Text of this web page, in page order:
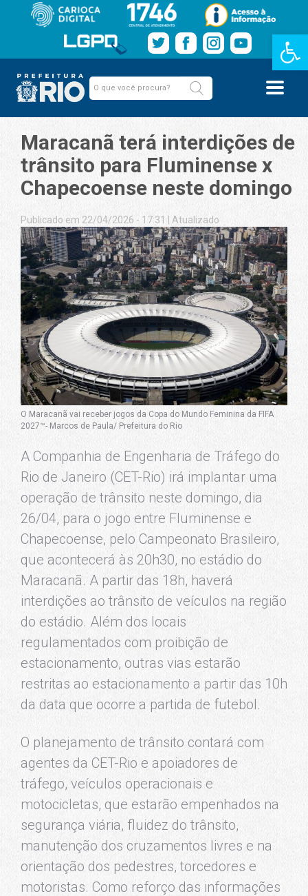
Barra de
Maracanã terá interdições de
trânsito para Fluminense x
Chapecoense neste domingo
Publicado em 22/04/2026 - 17:31 Atualizado
O Maracanã vai receber jogos da Copa do Mundo Feminina da FIFA
2027™- Marcos de Paula/ Prefeitura do Rio
A Companhia de Engenharia de Tráfego do
Rio de Janeiro (CET-Rio) irá implantar uma
operação de trânsito neste domingo, dia
26/04, para o jogo entre Fluminense e
Chapecoense, pelo Campeonato Brasileiro,
que acontecerá às 20h30, no estádio do
Maracanã. A partir das 18h, haverá
interdições ao trânsito de veículos na região
do estádio. Além dos locais
regulamentados com proibição de
estacionamento, outras vias estarão
restritas ao estacionamento a partir das 10h
da data que ocorre a partida de futebol.
O planejamento de trânsito contará com
agentes da CET-Rio e apoiadores de
tráfego, veículos operacionais e
motocicletas, que estarão empenhados na
segurança viária, fluidez do trânsito,
manutenção dos cruzamentos livres e na
orientação dos pedestres, torcedores e
motoristas. Como reforço das informações